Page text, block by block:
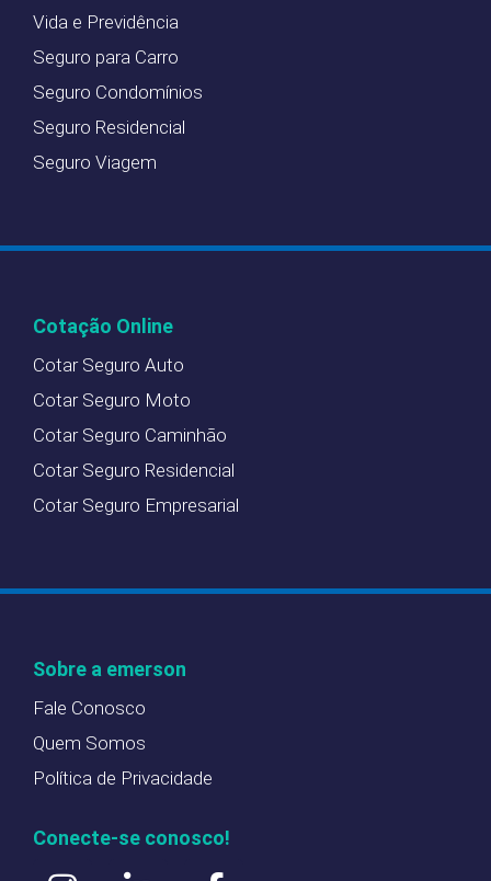
Vida e Previdência
Seguro para Carro
Seguro Condomínios
Seguro Residencial
Seguro Viagem
Cotação Online
Cotar Seguro Auto
Cotar Seguro Moto
Cotar Seguro Caminhão
Cotar Seguro Residencial
Cotar Seguro Empresarial
Sobre a emerson
Fale Conosco
Quem Somos
Política de Privacidade
Conecte-se conosco!